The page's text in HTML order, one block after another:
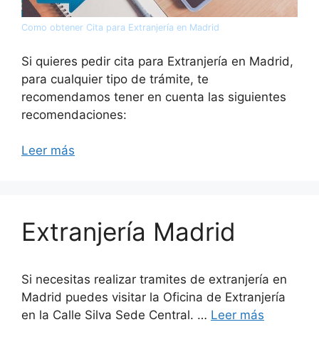
Como obtener Cita para Extranjería en Madrid
Si quieres pedir cita para Extranjería en Madrid,
para cualquier tipo de trámite, te
recomendamos tener en cuenta las siguientes
recomendaciones:
Leer más
Extranjería Madrid
Si necesitas realizar tramites de extranjería en
Madrid puedes visitar la Oficina de Extranjería
en la Calle Silva Sede Central. … Leer más